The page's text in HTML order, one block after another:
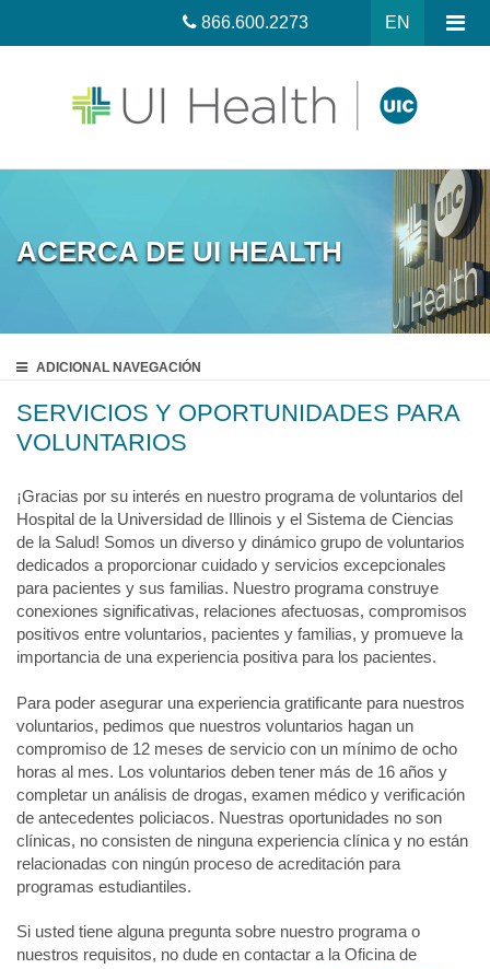
EN
866.600.2273
ACERCA DE UI HEALTH
ADICIONAL NAVEGACIÓN
SERVICIOS Y OPORTUNIDADES PARA
VOLUNTARIOS
¡Gracias por su interés en nuestro programa de voluntarios del
Hospital de la Universidad de Illinois y el Sistema de Ciencias
de la Salud! Somos un diverso y dinámico grupo de voluntarios
dedicados a proporcionar cuidado y servicios excepcionales
para pacientes y sus familias. Nuestro programa construye
conexiones significativas, relaciones afectuosas, compromisos
positivos entre voluntarios, pacientes y familias, y promueve la
importancia de una experiencia positiva para los pacientes.
Para poder asegurar una experiencia gratificante para nuestros
voluntarios, pedimos que nuestros voluntarios hagan un
compromiso de 12 meses de servicio con un mínimo de ocho
horas al mes. Los voluntarios deben tener más de 16 años y
completar un análisis de drogas, examen médico y verificación
de antecedentes policiacos. Nuestras oportunidades no son
clínicas, no consisten de ninguna experiencia clínica y no están
relacionadas con ningún proceso de acreditación para
programas estudiantiles.
Si usted tiene alguna pregunta sobre nuestro programa o
nuestros requisitos, no dude en contactar a la Oficina de